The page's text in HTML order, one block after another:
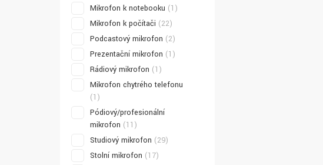
Mikrofon k notebooku (1)
Mikrofon k počítači (22)
Podcastový mikrofon (2)
Prezentační mikrofon (1)
Rádiový mikrofon (1)
Mikrofon chytrého telefonu
(1)
Pódiový/profesionální
mikrofon (11)
Studiový mikrofon (29)
Stolní mikrofon (17)